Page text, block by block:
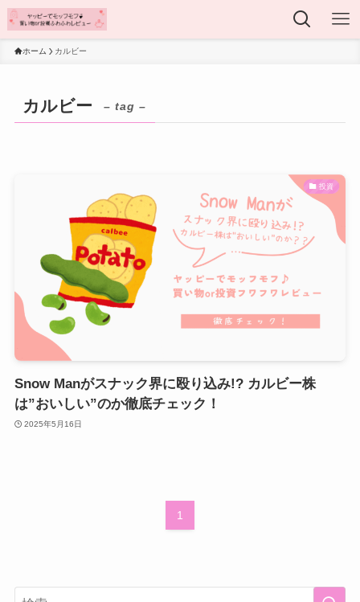
ホーム カルビー
カルビー – tag –
投資
Snow Manがスナック界に殴り込み!? カルビー株
は”おいしい”のか徹底チェック！
2025年5月16日
1